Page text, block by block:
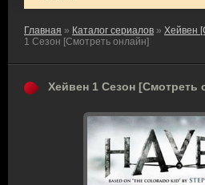
Главная » Каталог сериалов » Хейвен
1 Сезон [Смотреть онлайн]
Хейвен 1 Сезон [Смотреть